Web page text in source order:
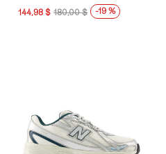
30 $ - 50 $ (16)
TAILLE
144,98 $ 180,00 $ -19 %